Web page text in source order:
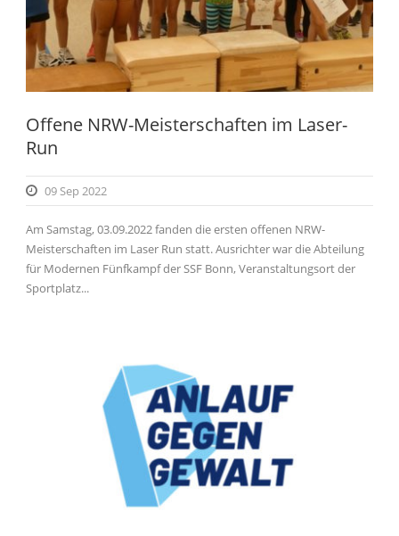
Offene NRW-Meisterschaften im Laser-
Run
09 Sep 2022
Am Samstag, 03.09.2022 fanden die ersten offenen NRW-
Meisterschaften im Laser Run statt. Ausrichter war die Abteilung
für Modernen Fünfkampf der SSF Bonn, Veranstaltungsort der
Sportplatz...